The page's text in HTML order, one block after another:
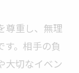
尊重し、無理
。相手の負
大切なイベン